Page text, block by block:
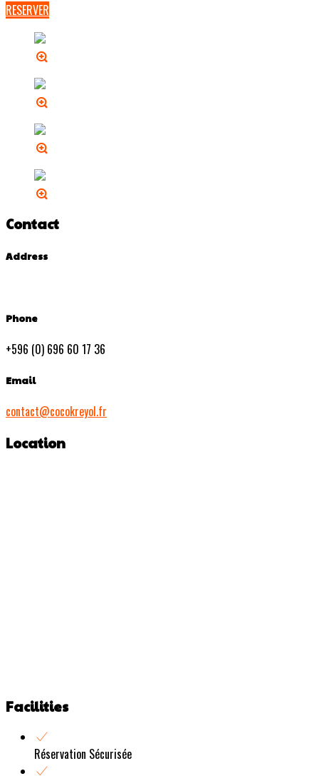
RESERVER
Contact
Address
Phone
+596 (0) 696 60 17 36
Email
contact@cocokreyol.fr
Location
Facilities
Réservation Sécurisée